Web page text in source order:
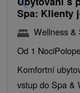
Spa: Klienty
Wellness &
Od 1 Noci
Komfortní
vstup do Spa &